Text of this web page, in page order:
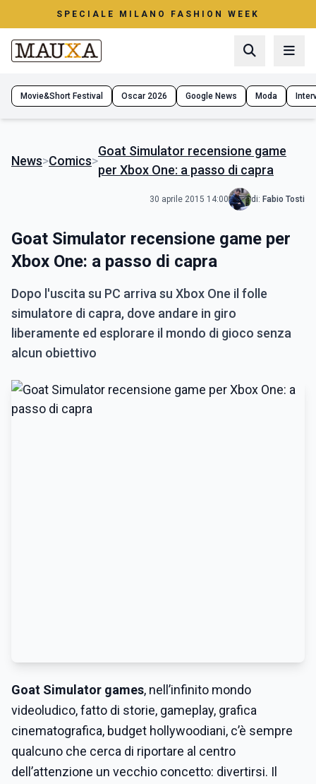
SPECIALE MILANO FASHION WEEK
Movie&Short Festival Oscar 2026 Google News Moda
News>Comics>
Goat Simulator recensione game
per Xbox One: a passo di capra
30 aprile 2015 14:00 di: Fabio Tosti
Goat Simulator recensione game per
Xbox One: a passo di capra
Dopo l'uscita su PC arriva su Xbox One il folle
simulatore di capra, dove andare in giro
liberamente ed esplorare il mondo di gioco senza
alcun obiettivo
Goat Simulator games, nell’infinito mondo
videoludico, fatto di storie, gameplay, grafica
cinematografica, budget hollywoodiani, c’è sempre
qualcuno che cerca di riportare al centro
dell’attenzione un vecchio concetto: divertirsi. Il